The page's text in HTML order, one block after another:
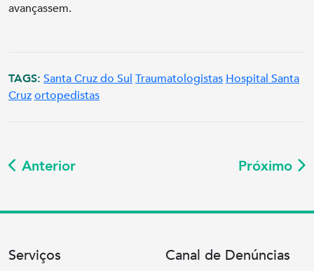
avançassem.
TAGS: Santa Cruz do Sul Traumatologistas Hospital Santa
Cruzortopedistas
Anterior Próximo
Serviços Canal de Denúncias